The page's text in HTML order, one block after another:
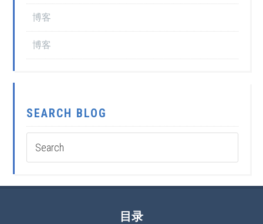
博客
博客
SEARCH BLOG
目录